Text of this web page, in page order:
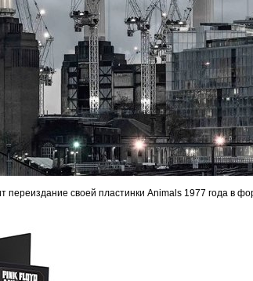
переиздание своей пластинки Animals 1977 года в